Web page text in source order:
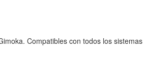
Compatibles con todos los sistemas